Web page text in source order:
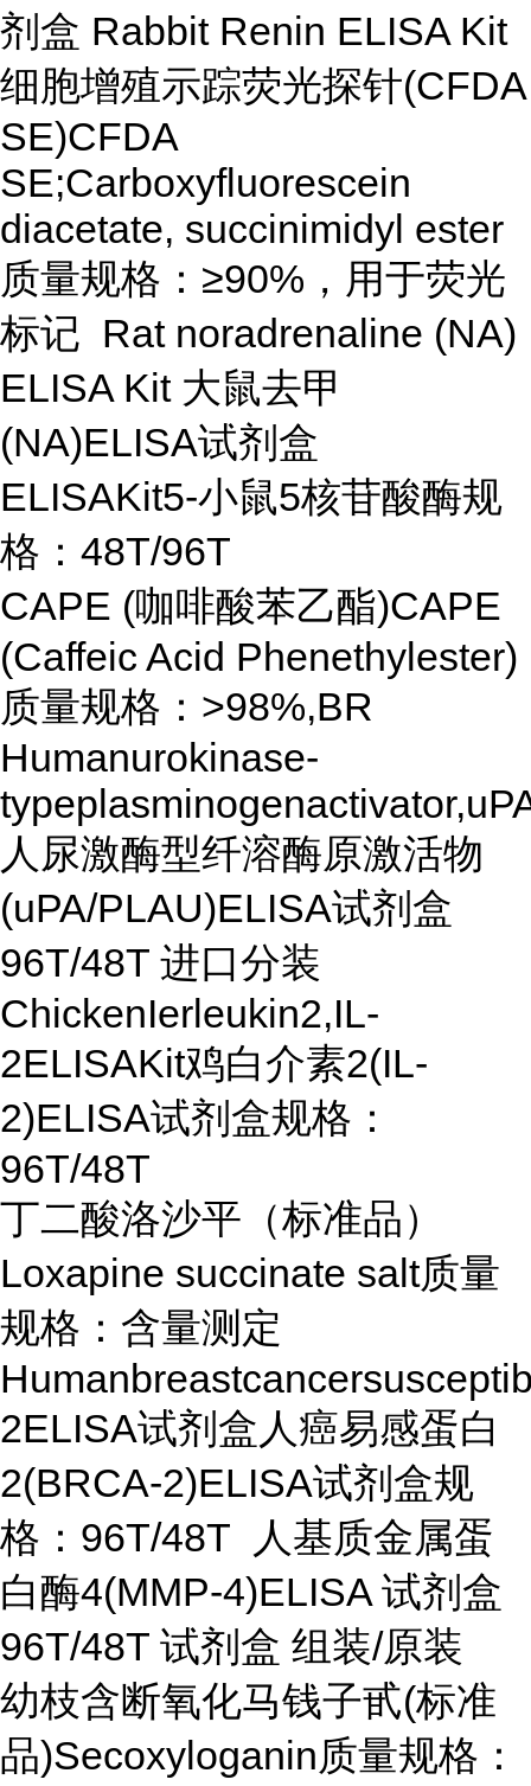
剂盒 Rabbit Renin ELISA Kit
细胞增殖示踪荧光探针(CFDA
SE)CFDA
SE;Carboxyfluorescein
diacetate, succinimidyl ester
质量规格：≥90%，用于荧光
标记 Rat noradrenaline (NA)
ELISA Kit 大鼠去甲
(NA)ELISA试剂盒
ELISAKit5-小鼠5核苷酸酶规
格：48T/96T
CAPE (咖啡酸苯乙酯)CAPE
(Caffeic Acid Phenethylester)
质量规格：>98%,BR
Humanurokinase-
人尿激酶型纤溶酶原激活物
(uPA/PLAU)ELISA试剂盒
96T/48T 进口分装
ChickenIerleukin2,IL-
2ELISAKit鸡白介素2(IL-
2)ELISA试剂盒规格：
96T/48T
丁二酸洛沙平（标准品）
Loxapine succinate salt质量
规格：含量测定
2ELISA试剂盒人癌易感蛋白
2(BRCA-2)ELISA试剂盒规
格：96T/48T 人基质金属蛋
白酶4(MMP-4)ELISA 试剂盒
96T/48T 试剂盒 组装/原装
幼枝含断氧化马钱子甙(标准
品)Secoxyloganin质量规格：